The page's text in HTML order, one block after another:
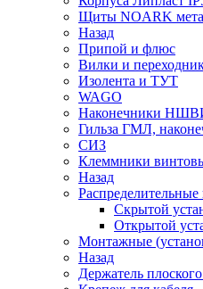
Щиты NOARK
Назад
Припой и флюс
Вилки и
Изолента и ТУТ
WAGO
Наконечники
Гильза ГМЛ,
СИЗ
Клеммники
Назад
Распределительные
Скрытой
Открытой
Монтажные
Назад
Держатель